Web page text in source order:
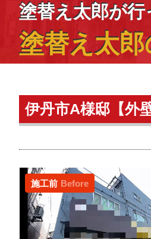
塗替え太郎が行
塗替え太郎
伊丹市A様邸【外
施工前 Before